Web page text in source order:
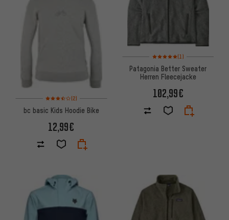
Bewertungen: 3,5 von 5 basierend auf 2 Bewertungen
(2)
bc basic Kids Hoodie Bike
12,99€
Bewertungen: 5 von 5
(1)
Patagonia Better Sweater
Herren Fleecejacke
102,99€